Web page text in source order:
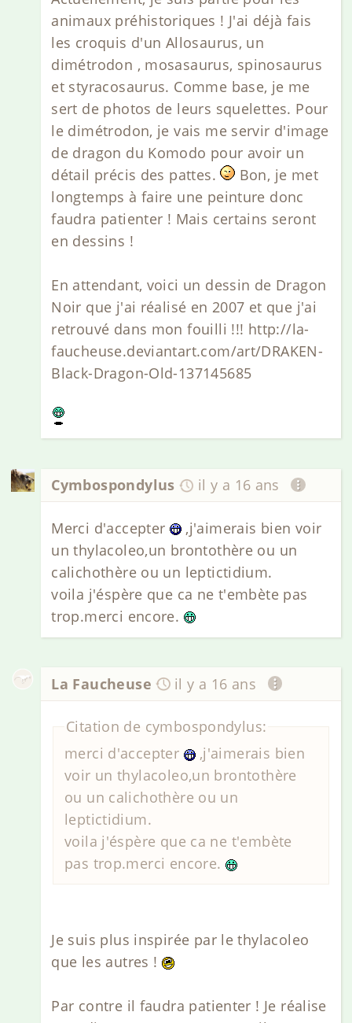
animaux préhistoriques ! J'ai déjà fais
les croquis d'un Allosaurus, un
dimétrodon , mosasaurus, spinosaurus
et styracosaurus. Comme base, je me
sert de photos de leurs squelettes. Pour
le dimétrodon, je vais me servir d'image
de dragon du Komodo pour avoir un
détail précis des pattes.
Bon, je met
longtemps à faire une peinture donc
faudra patienter ! Mais certains seront
en dessins !
En attendant, voici un dessin de Dragon
Noir que j'ai réalisé en 2007 et que j'ai
retrouvé dans mon fouilli !!! http://la-
faucheuse.deviantart.com/art/DRAKEN-
Black-Dragon-Old-137145685
Cymbospondylus il y a 16 ans
Merci d'accepter
,j'aimerais bien voir
un thylacoleo,un brontothère ou un
calichothère ou un leptictidium.
voila j'éspère que ca ne t'embète pas
trop.merci encore.
La Faucheuse il y a 16 ans
Citation de cymbospondylus:
merci d'accepter
,j'aimerais bien
voir un thylacoleo,un brontothère
ou un calichothère ou un
leptictidium.
voila j'éspère que ca ne t'embète
pas trop.merci encore.
Je suis plus inspirée par le thylacoleo
que les autres !
Par contre il faudra patienter ! Je réalise